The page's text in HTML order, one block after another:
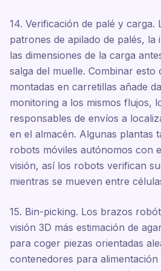
14. Verificación de palé y carga.
patrones de apilado de palés, la
las dimensiones de la carga
salga del muelle. Combinar esto
montadas en carretillas añade
monitoring a los mismos flujos,
responsables de envíos a
en el almacén. Algunas plantas
robots móviles autónomos con
visión, así los robots verifican
mientras se mueven entre
15. Bin-picking. Los brazos
visión 3D más estimación de
para coger piezas orientadas
contenedores para alimentación